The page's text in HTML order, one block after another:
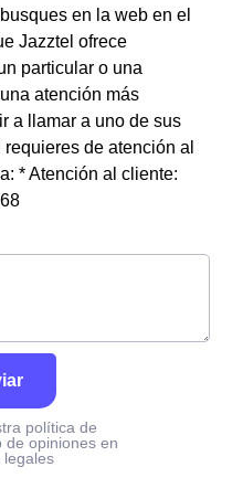
en la web en el
Jazztel ofrece
particular o una
atención más
a llamar a uno de sus
de atención al
* Atención al cliente:
política de
de opiniones en
legales